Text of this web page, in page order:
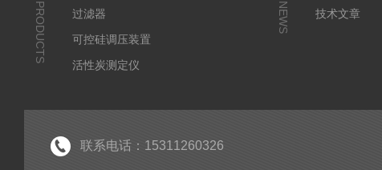
PRODUCTS
过滤器
可控硅调压装置
活性炭测定仪
NEWS
技术文章
联系电话：15311260326